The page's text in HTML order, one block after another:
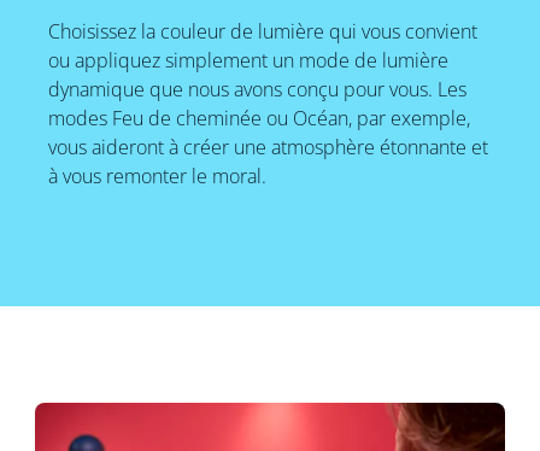
Choisissez la couleur de lumière qui vous convient
ou appliquez simplement un mode de lumière
dynamique que nous avons conçu pour vous. Les
modes Feu de cheminée ou Océan, par exemple,
vous aideront à créer une atmosphère étonnante et
à vous remonter le moral.